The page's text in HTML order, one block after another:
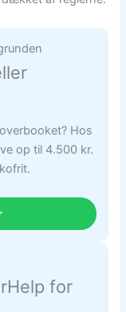
Hos
op til 4.500 kr.
for